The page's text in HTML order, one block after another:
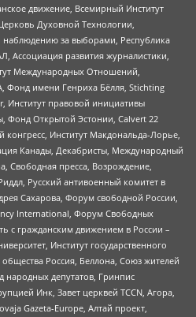
движение, Всемирный Институт
Духовной Технологии,
наблюдению за выборами, Республика
развития журналистики,
Международных Отношений,
имени Генриха Бёлля, Stichting
Институт правовой инициативы
Фонд Открытой Эстонии, Calvert 22
конгресс, Институт Макдональда-Лорье,
Канады, Декабристы, Международный
Свободная пресса, Возрождение,
Русский антивоенный комитет в
Сахарова, Форум свободной России,
International, Форум Свободных
с гражданским движением в России –
Институт государственного
Россия, Беллона, Союз жителей
народных депутатов, Гринпис
Инк, Завет церквей TCCN, Агора,
Gazeta-Europe, Алтай проект,